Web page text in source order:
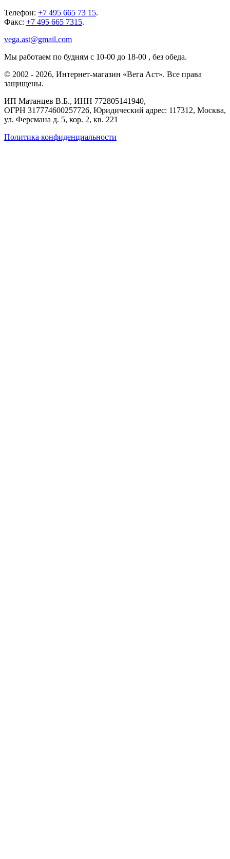
Телефон: +7 495 665 73 15.
Факс: +7 495 665 7315.
vega.ast@gmail.com
Мы работаем по будням с 10-00 до 18-00 , без обеда.
© 2002 - 2026, Интернет-магазин «Вега Аст». Все права
защищены.
ИП Матанцев В.Б., ИНН 772805141940,
ОГРН 317774600257726, Юридический адрес: 117312, Москва,
ул. Ферсмана д. 5, кор. 2, кв. 221
Политика конфиденциальности